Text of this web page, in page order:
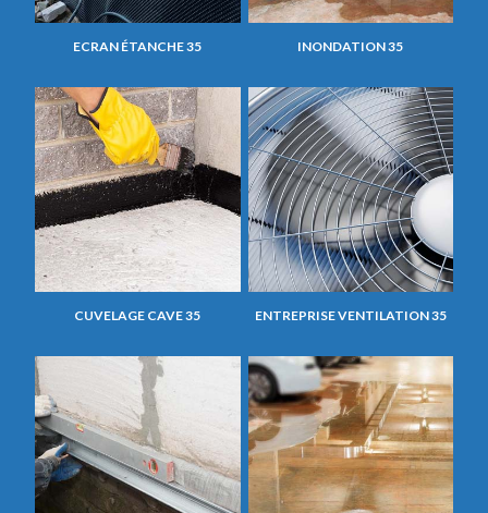
ECRAN ÉTANCHE 35 INONDATION 35
CUVELAGE CAVE 35 ENTREPRISE VENTILATION 35